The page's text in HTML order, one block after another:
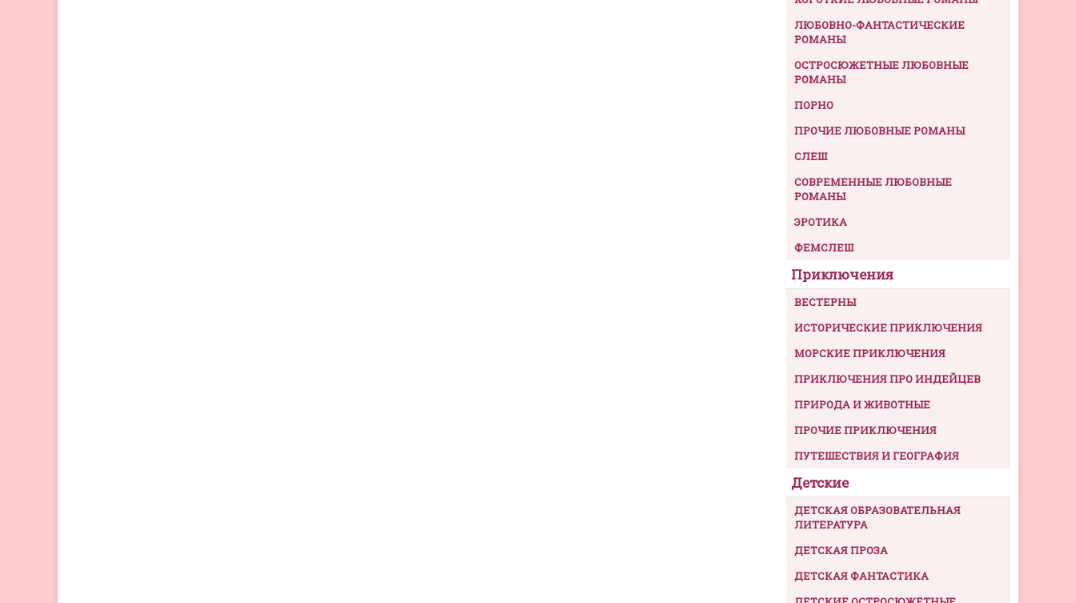
ЛЮБОВНО-ФАНТАСТИЧЕСКИЕ
РОМАНЫ
ОСТРОСЮЖЕТНЫЕ ЛЮБОВНЫЕ
РОМАНЫ
ПОРНО
ПРОЧИЕ ЛЮБОВНЫЕ РОМАНЫ
СЛЕШ
СОВРЕМЕННЫЕ ЛЮБОВНЫЕ
РОМАНЫ
ЭРОТИКА
ФЕМСЛЕШ
Приключения
ВЕСТЕРНЫ
ИСТОРИЧЕСКИЕ ПРИКЛЮЧЕНИЯ
МОРСКИЕ ПРИКЛЮЧЕНИЯ
ПРИКЛЮЧЕНИЯ ПРО ИНДЕЙЦЕВ
ПРИРОДА И ЖИВОТНЫЕ
ПРОЧИЕ ПРИКЛЮЧЕНИЯ
ПУТЕШЕСТВИЯ И ГЕОГРАФИЯ
Детские
ДЕТСКАЯ ОБРАЗОВАТЕЛЬНАЯ
ЛИТЕРАТУРА
ДЕТСКАЯ ПРОЗА
ДЕТСКАЯ ФАНТАСТИКА